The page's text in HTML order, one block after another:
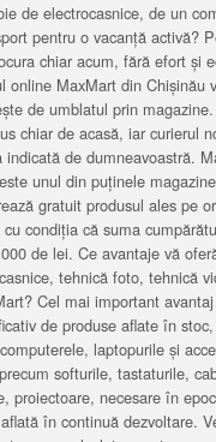
de electrocasnice, de un
pentru o vacanță activă?
chiar acum, fără efort și
online MaxMart din Chișinău
de umblatul prin
chiar de acasă, iar curierul
indicată de dumneavoastră.
unul din puținele
gratuit produsul ales pe
condiția că suma
de lei. Ce avantaje vă
tehnică foto, tehnică
Cel mai important
de produse aflate în
laptopurile și
softurile, tastaturile,
proiectoare, necesare în
în continuă dezvoltare.